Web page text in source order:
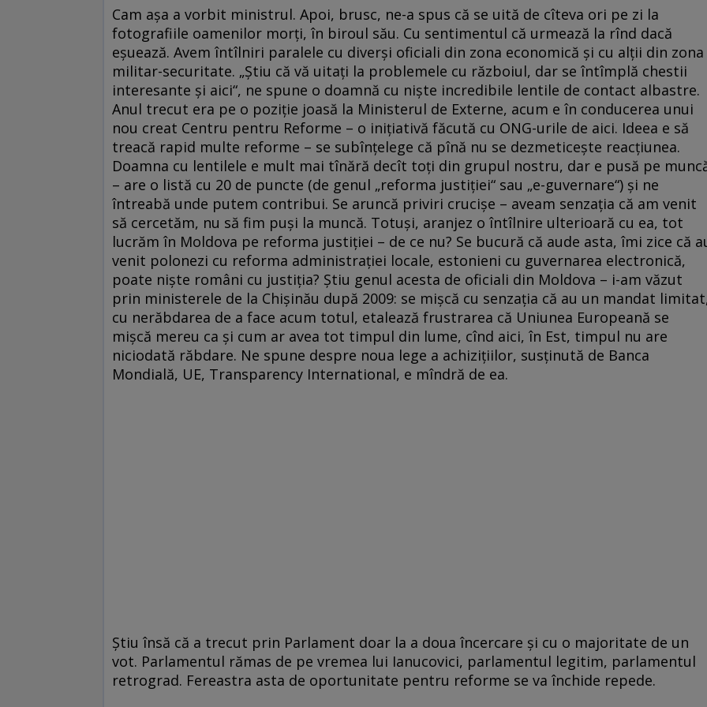
Cam aşa a vorbit ministrul. Apoi, brusc, ne-a spus că se uită de cîteva ori pe zi la
fotografiile oamenilor morţi, în biroul său. Cu sentimentul că urmează la rînd dacă
eşuează. Avem întîlniri paralele cu diverşi oficiali din zona economică şi cu alţii din zona
militar-securitate. „Ştiu că vă uitaţi la problemele cu războiul, dar se întîmplă chestii
interesante şi aici“, ne spune o doamnă cu nişte incredibile lentile de contact albastre.
Anul trecut era pe o poziţie joasă la Ministerul de Externe, acum e în conducerea unui
nou creat Centru pentru Reforme – o iniţiativă făcută cu ONG-urile de aici. Ideea e să
treacă rapid multe reforme – se subînţelege că pînă nu se dezmeticeşte reacţiunea.
Doamna cu lentilele e mult mai tînără decît toţi din grupul nostru, dar e pusă pe
– are o listă cu 20 de puncte (de genul „reforma justiţiei“ sau „e-guvernare“) şi ne
întreabă unde putem contribui. Se aruncă priviri crucişe – aveam senzaţia că am venit
să cercetăm, nu să fim puşi la muncă. Totuşi, aranjez o întîlnire ulterioară cu ea, tot
lucrăm în Moldova pe reforma justiţiei – de ce nu? Se bucură că aude asta, îmi zice că
venit polonezi cu reforma administraţiei locale, estonieni cu guvernarea electronică,
poate nişte români cu justiţia? Ştiu genul acesta de oficiali din Moldova – i-am văzut
prin ministerele de la Chişinău după 2009: se mişcă cu senzaţia că au un mandat
cu nerăbdarea de a face acum totul, etalează frustrarea că Uniunea Europeană se
mişcă mereu ca şi cum ar avea tot timpul din lume, cînd aici, în Est, timpul nu are
niciodată răbdare. Ne spune despre noua lege a achiziţiilor, susţinută de Banca
Mondială, UE, Transparency International, e mîndră de ea.
Ştiu însă că a trecut prin Parlament doar la a doua încercare şi cu o majoritate de un
vot. Parlamentul rămas de pe vremea lui Ianucovici, parlamentul legitim, parlamentul
retrograd. Fereastra asta de oportunitate pentru reforme se va închide repede.